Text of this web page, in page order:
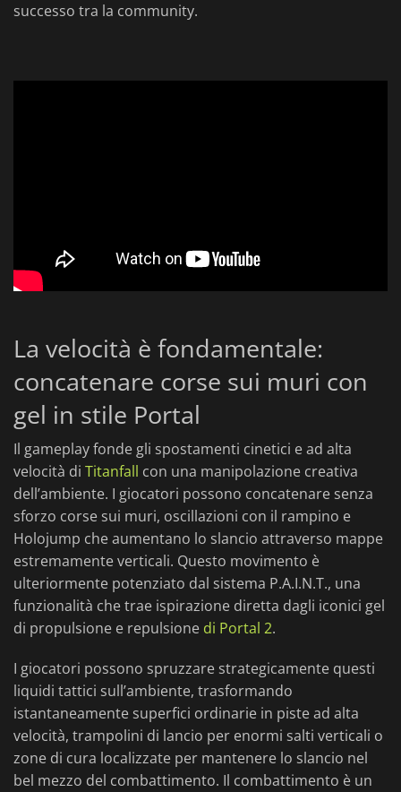
successo tra la community.
La velocità è fondamentale:
concatenare corse sui muri con
gel in stile Portal
Il gameplay fonde gli spostamenti cinetici e ad alta
velocità di Titanfall con una manipolazione creativa
dell’ambiente. I giocatori possono concatenare senza
sforzo corse sui muri, oscillazioni con il rampino e
Holojump che aumentano lo slancio attraverso mappe
estremamente verticali. Questo movimento è
ulteriormente potenziato dal sistema P.A.I.N.T., una
funzionalità che trae ispirazione diretta dagli iconici gel
di propulsione e repulsione di Portal 2.
I giocatori possono spruzzare strategicamente questi
liquidi tattici sull’ambiente, trasformando
istantaneamente superfici ordinarie in piste ad alta
velocità, trampolini di lancio per enormi salti verticali o
zone di cura localizzate per mantenere lo slancio nel
bel mezzo del combattimento. Il combattimento è un